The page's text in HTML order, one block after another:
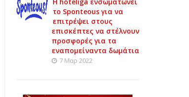
το Sponteous για να
επιτρέψει στους
επισκέπτες να στέλνουν
προσφορές για τα
εναπομείναντα δωμάτια
7 Μαρ 2022